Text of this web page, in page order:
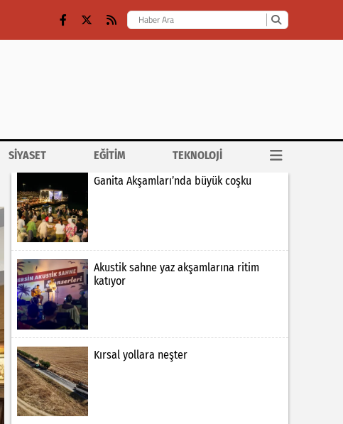
SİYASET EĞİTİM TEKNOLOJİ
Ganita Akşamları’nda büyük coşku
Akustik sahne yaz akşamlarına ritim
katıyor
Kırsal yollara neşter